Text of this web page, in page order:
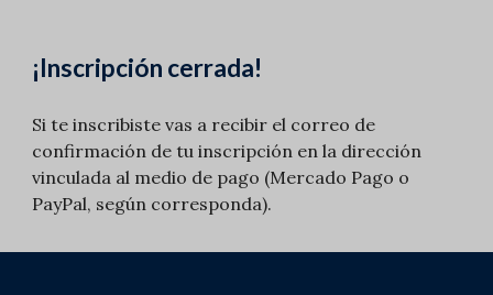
¡Inscripción cerrada!
Si te inscribiste vas a recibir el correo de
confirmación de tu inscripción en la dirección
vinculada al medio de pago (Mercado Pago o
PayPal, según corresponda).